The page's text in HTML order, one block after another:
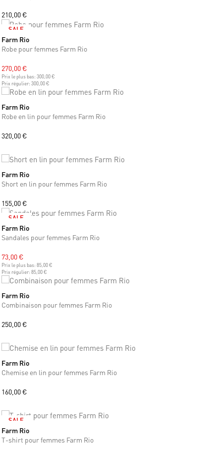
210,00 €
SALE
XS S M
Farm Rio
Robe pour femmes Farm Rio
270,00 €
Prix le plus bas: 300,00 €
Prix régulier: 300,00 €
XS S M
Farm Rio
Robe en lin pour femmes Farm Rio
320,00 €
XS M
Farm Rio
Short en lin pour femmes Farm Rio
155,00 €
SALE
37 38 39
Farm Rio
Sandales pour femmes Farm Rio
73,00 €
Prix le plus bas: 85,00 €
Prix régulier: 85,00 €
XS S M
Farm Rio
Combinaison pour femmes Farm Rio
250,00 €
XS S
Farm Rio
Chemise en lin pour femmes Farm Rio
160,00 €
SALE
XS S M
Farm Rio
T-shirt pour femmes Farm Rio